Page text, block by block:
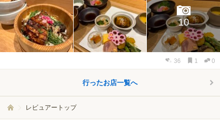
10
36 1 0
行ったお店一覧へ
レビュアートップ